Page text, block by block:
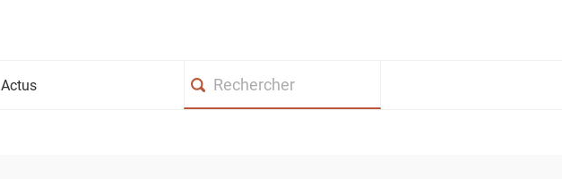
Actus